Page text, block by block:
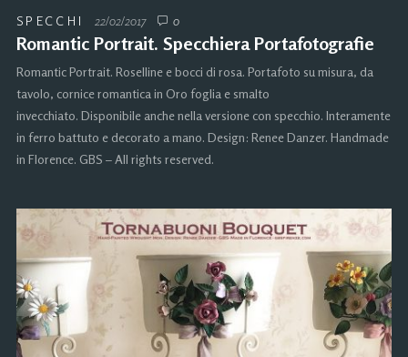
SPECCHI 22/02/2017 0
Romantic Portrait. Specchiera Portafotografie
Romantic Portrait. Roselline e bocci di rosa. Portafoto su misura, da
tavolo, cornice romantica in Oro foglia e smalto
invecchiato. Disponibile anche nella versione con specchio. Interamente
in ferro battuto e decorato a mano. Design: Renee Danzer. Handmade
in Florence. GBS – All rights reserved.